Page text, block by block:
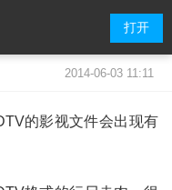
打开
2014-06-03 11:11
的影视文件会出现有